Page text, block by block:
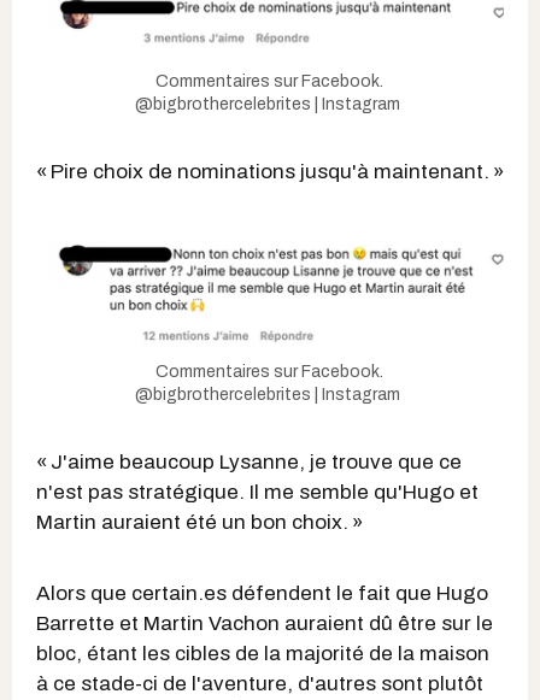
Commentaires sur Facebook.
@bigbrothercelebrites | Instagram
« Pire choix de nominations jusqu'à maintenant. »
Commentaires sur Facebook.
@bigbrothercelebrites | Instagram
« J'aime beaucoup Lysanne, je trouve que ce
n'est pas stratégique. Il me semble qu'Hugo et
Martin auraient été un bon choix. »
Alors que certain.es défendent le fait que Hugo
Barrette et Martin Vachon auraient dû être sur le
bloc, étant les cibles de la majorité de la maison
à ce stade-ci de l'aventure, d'autres sont plutôt